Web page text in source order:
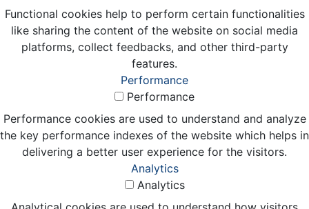
Functional cookies help to perform certain functionalities
like sharing the content of the website on social media
platforms, collect feedbacks, and other third-party
features.
Performance
Performance
Performance cookies are used to understand and analyze
the key performance indexes of the website which helps in
delivering a better user experience for the visitors.
Analytics
Analytics